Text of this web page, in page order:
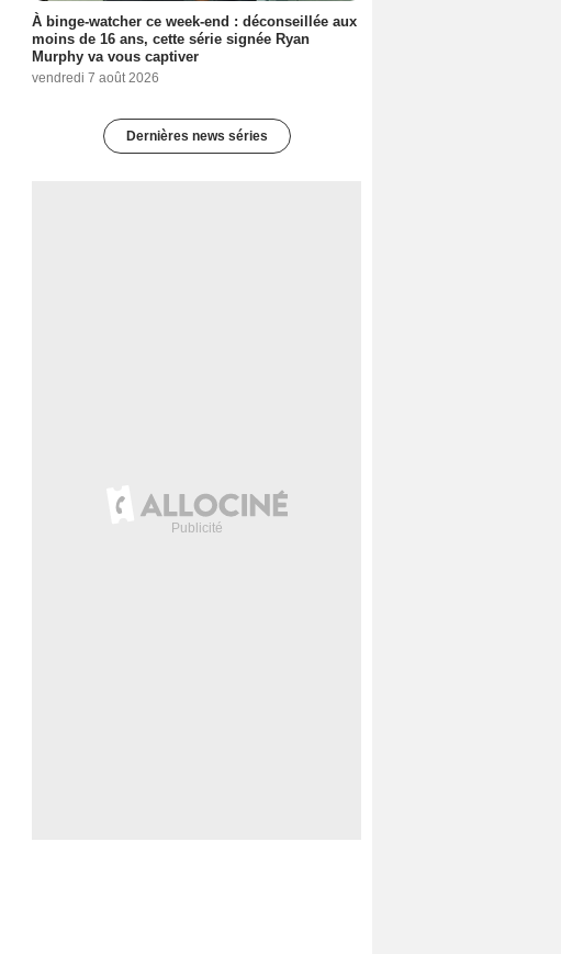
À binge-watcher ce week-end : déconseillée aux
moins de 16 ans, cette série signée Ryan
Murphy va vous captiver
vendredi 7 août 2026
Dernières news séries